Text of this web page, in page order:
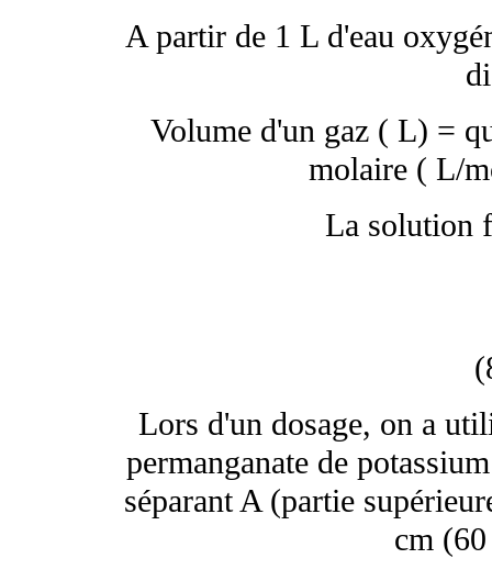
A partir de 1 L d'eau
Volume d'un gaz ( L) =
molaire ( L/
La solution
Lors d'un dosage, on a
permanganate de
séparant A (partie
cm